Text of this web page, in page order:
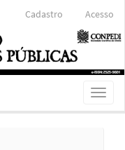
Cadastro Acesso
Toggle